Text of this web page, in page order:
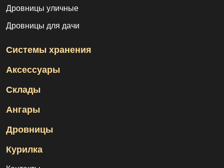
Дровницы уличные
Дровницы для дачи
Системы хранения
Аксессуары
Склады
Ангары
Дровницы
Курилка